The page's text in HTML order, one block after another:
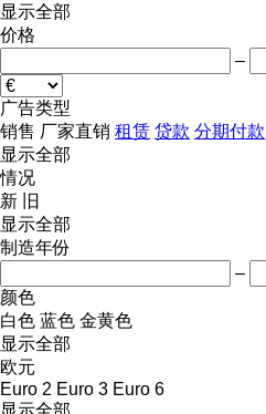
显示全部
价格
–
广告类型
销售 厂家直销 租赁 贷款 分期付款
显示全部
情况
新
旧
显示全部
制造年份
–
颜色
白色 蓝色 金黄色
显示全部
欧元
Euro 2 Euro 3 Euro 6
显示全部